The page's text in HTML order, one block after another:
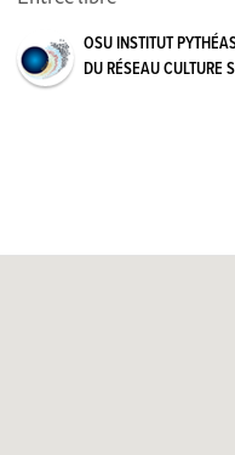
OSU INSTITUT
DU RÉSEAU CULTURE